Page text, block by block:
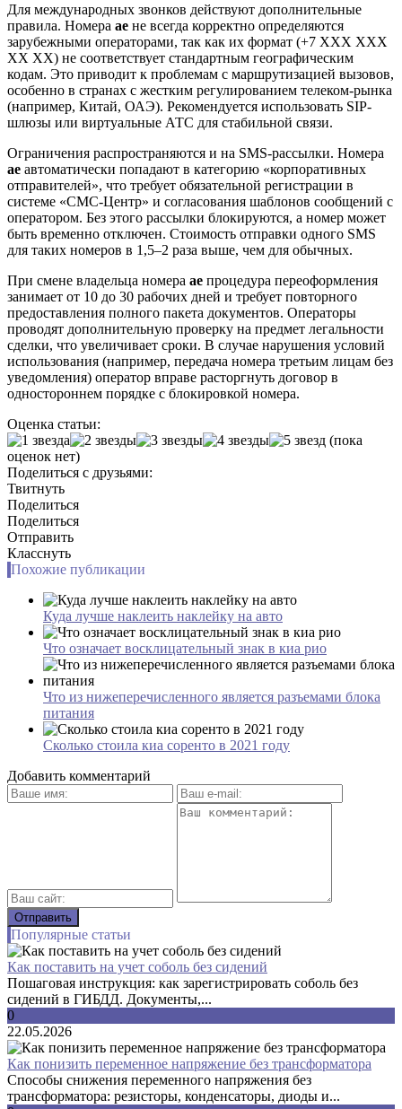
Для международных звонков действуют дополнительные
правила. Номера ae не всегда корректно определяются
зарубежными операторами, так как их формат (+7 XXX XXX
XX XX) не соответствует стандартным географическим
кодам. Это приводит к проблемам с маршрутизацией вызовов,
особенно в странах с жестким регулированием телеком-рынка
(например, Китай, ОАЭ). Рекомендуется использовать SIP-
шлюзы или виртуальные АТС для стабильной связи.
Ограничения распространяются и на SMS-рассылки. Номера
ae автоматически попадают в категорию «корпоративных
отправителей», что требует обязательной регистрации в
системе «СМС-Центр» и согласования шаблонов сообщений с
оператором. Без этого рассылки блокируются, а номер может
быть временно отключен. Стоимость отправки одного SMS
для таких номеров в 1,5–2 раза выше, чем для обычных.
При смене владельца номера ae процедура переоформления
занимает от 10 до 30 рабочих дней и требует повторного
предоставления полного пакета документов. Операторы
проводят дополнительную проверку на предмет легальности
сделки, что увеличивает сроки. В случае нарушения условий
использования (например, передача номера третьим лицам без
уведомления) оператор вправе расторгнуть договор в
одностороннем порядке с блокировкой номера.
Оценка статьи:
(пока
оценок нет)
Поделиться с друзьями:
Твитнуть
Поделиться
Поделиться
Отправить
Класснуть
Похожие публикации
Куда лучше наклеить наклейку на авто
Что означает восклицательный знак в киа рио
Что из нижеперечисленного является разъемами блока
питания
Сколько стоила киа соренто в 2021 году
Добавить комментарий
Популярные статьи
Как поставить на учет соболь без сидений
Пошаговая инструкция: как зарегистрировать соболь без
сидений в ГИБДД. Документы,...
0
22.05.2026
Как понизить переменное напряжение без трансформатора
Способы снижения переменного напряжения без
трансформатора: резисторы, конденсаторы, диоды и...